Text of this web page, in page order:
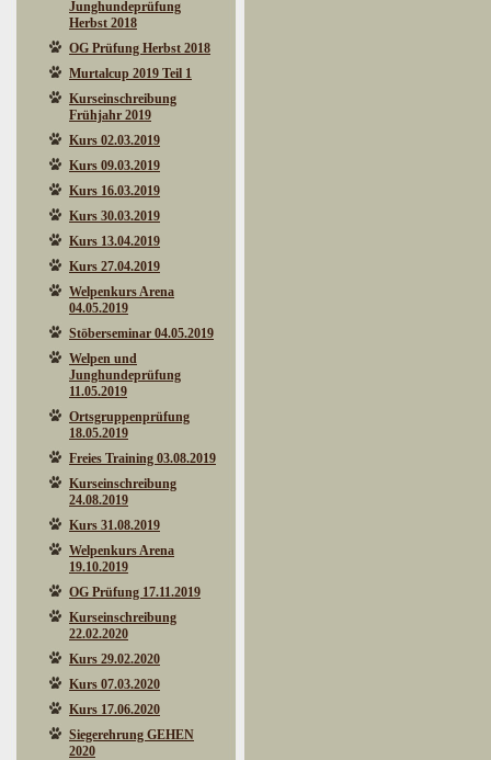
Junghundeprüfung
Herbst 2018
OG Prüfung Herbst 2018
Murtalcup 2019 Teil 1
Kurseinschreibung
Frühjahr 2019
Kurs 02.03.2019
Kurs 09.03.2019
Kurs 16.03.2019
Kurs 30.03.2019
Kurs 13.04.2019
Kurs 27.04.2019
Welpenkurs Arena
04.05.2019
Stöberseminar 04.05.2019
Welpen und
Junghundeprüfung
11.05.2019
Ortsgruppenprüfung
18.05.2019
Freies Training 03.08.2019
Kurseinschreibung
24.08.2019
Kurs 31.08.2019
Welpenkurs Arena
19.10.2019
OG Prüfung 17.11.2019
Kurseinschreibung
22.02.2020
Kurs 29.02.2020
Kurs 07.03.2020
Kurs 17.06.2020
Siegerehrung GEHEN
2020